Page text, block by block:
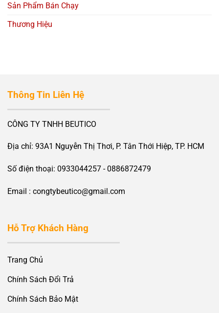
Sản Phẩm Bán Chạy
Thương Hiệu
Thông Tin Liên Hệ
CÔNG TY TNHH BEUTICO
Địa chỉ: 93A1 Nguyễn Thị Thơi, P. Tân Thới Hiệp, TP. HCM
Số điện thoại: 0933044257 - 0886872479
Email : congtybeutico@gmail.com
Hỗ Trợ Khách Hàng
Trang Chủ
Chính Sách Đổi Trả
Chính Sách Bảo Mật